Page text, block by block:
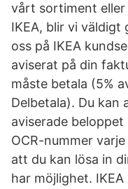
vårt sortiment
IKEA, blir vi
oss på IKEA
aviserat på din
måste betala (5%
Delbetala). Du kan
aviserade
OCR-nummer
att du kan lösa in
har möjlighet. IKEA